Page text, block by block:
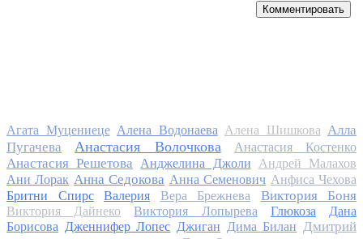
Комментировать
Агата Муцениеце Алена Водонаева Алена Шишкова Алла
Пугачева
Анастасия Волочкова Анастасия Костенко
Анастасия Решетова Анджелина Джоли
Андрей Малахов
Ани Лорак Анна Седокова Анна Семенович Анфиса Чехова
Бритни Спирс
Валерия Вера Брежнева Виктория Боня
Виктория Дайнеко Виктория Лопырева Глюкоза
Дана
Борисова Дженнифер Лопес Джиган Дима Билан Дмитрий